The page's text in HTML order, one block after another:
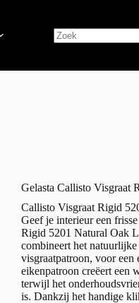
Gelasta Callisto Visgraat
Callisto Visgraat Rigid
Geef je interieur een
Rigid 5201 Natural Oak
combineert het
visgraatpatroon, voor
eikenpatroon creëert een
terwijl het
is. Dankzij het handige